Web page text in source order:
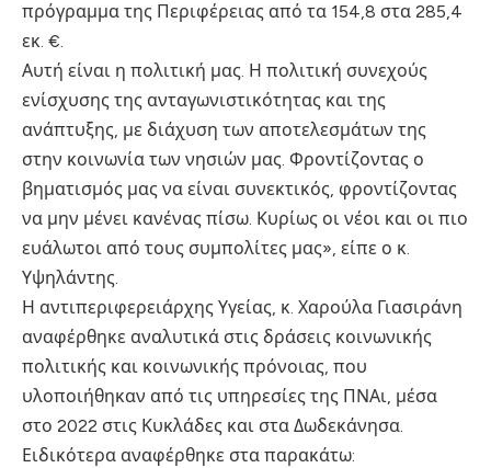
πρόγραμμα της Περιφέρειας από τα 154,8 στα 285,4
εκ. €.
Αυτή είναι η πολιτική μας. Η πολιτική συνεχούς
ενίσχυσης της ανταγωνιστικότητας και της
ανάπτυξης, με διάχυση των αποτελεσμάτων της
στην κοινωνία των νησιών μας. Φροντίζοντας ο
βηματισμός μας να είναι συνεκτικός, φροντίζοντας
να μην μένει κανένας πίσω. Κυρίως οι νέοι και οι πιο
ευάλωτοι από τους συμπολίτες μας», είπε ο κ.
Υψηλάντης.
Η αντιπεριφερειάρχης Υγείας, κ. Χαρούλα Γιασιράνη
αναφέρθηκε αναλυτικά στις δράσεις κοινωνικής
πολιτικής και κοινωνικής πρόνοιας, που
υλοποιήθηκαν από τις υπηρεσίες της ΠΝΑι, μέσα
στο 2022 στις Κυκλάδες και στα Δωδεκάνησα.
Ειδικότερα αναφέρθηκε στα παρακάτω: